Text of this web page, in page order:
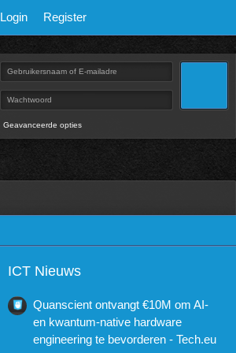
Login Register
Geavanceerde opties
ICT Nieuws
Quanscient ontvangt €10M om AI-
en kwantum-native hardware
engineering te bevorderen - Tech.eu